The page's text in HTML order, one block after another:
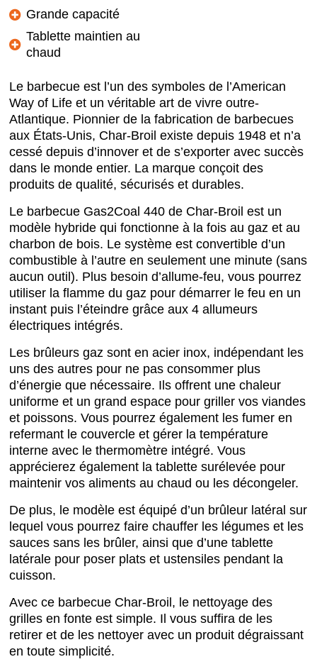
Grande capacité
Tablette maintien au
chaud
Le barbecue est l’un des symboles de l’American
Way of Life et un véritable art de vivre outre-
Atlantique. Pionnier de la fabrication de barbecues
aux États-Unis, Char-Broil existe depuis 1948 et n’a
cessé depuis d’innover et de s’exporter avec succès
dans le monde entier. La marque conçoit des
produits de qualité, sécurisés et durables.
Le barbecue Gas2Coal 440 de Char-Broil est un
modèle hybride qui fonctionne à la fois au gaz et au
charbon de bois. Le système est convertible d’un
combustible à l’autre en seulement une minute (sans
aucun outil). Plus besoin d’allume-feu, vous pourrez
utiliser la flamme du gaz pour démarrer le feu en un
instant puis l’éteindre grâce aux 4 allumeurs
électriques intégrés.
Les brûleurs gaz sont en acier inox, indépendant les
uns des autres pour ne pas consommer plus
d’énergie que nécessaire. Ils offrent une chaleur
uniforme et un grand espace pour griller vos viandes
et poissons. Vous pourrez également les fumer en
refermant le couvercle et gérer la température
interne avec le thermomètre intégré. Vous
apprécierez également la tablette surélevée pour
maintenir vos aliments au chaud ou les décongeler.
De plus, le modèle est équipé d’un brûleur latéral sur
lequel vous pourrez faire chauffer les légumes et les
sauces sans les brûler, ainsi que d’une tablette
latérale pour poser plats et ustensiles pendant la
cuisson.
Avec ce barbecue Char-Broil, le nettoyage des
grilles en fonte est simple. Il vous suffira de les
retirer et de les nettoyer avec un produit dégraissant
en toute simplicité.